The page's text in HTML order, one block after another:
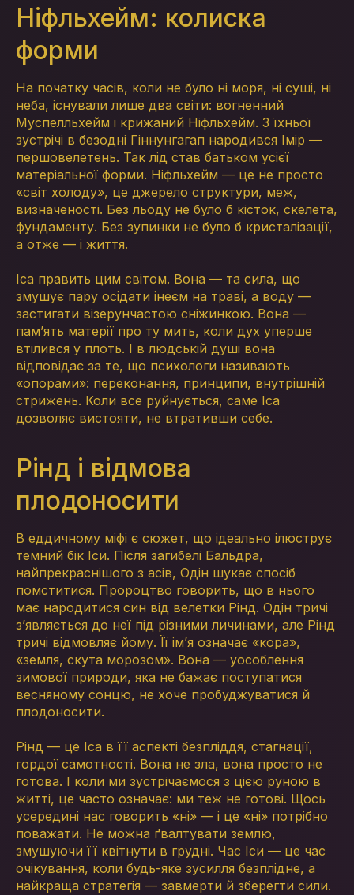
Ніфльхейм: колиска
форми
На початку часів, коли не було ні моря, ні суші, ні
неба, існували лише два світи: вогненний
Муспелльхейм і крижаний Ніфльхейм. З їхньої
зустрічі в безодні Гіннунгагап народився Імір —
першовелетень. Так лід став батьком усієї
матеріальної форми. Ніфльхейм — це не просто
«світ холоду», це джерело структури, меж,
визначеності. Без льоду не було б кісток, скелета,
фундаменту. Без зупинки не було б кристалізації,
а отже — і життя.
Іса править цим світом. Вона — та сила, що
змушує пару осідати інеєм на траві, а воду —
застигати візерунчастою сніжинкою. Вона —
пам’ять матерії про ту мить, коли дух уперше
втілився у плоть. І в людській душі вона
відповідає за те, що психологи називають
«опорами»: переконання, принципи, внутрішній
стрижень. Коли все руйнується, саме Іса
дозволяє вистояти, не втративши себе.
Рінд і відмова
плодоносити
В еддичному міфі є сюжет, що ідеально ілюструє
темний бік Іси. Після загибелі Бальдра,
найпрекраснішого з асів, Одін шукає спосіб
помститися. Пророцтво говорить, що в нього
має народитися син від велетки Рінд. Одін тричі
з’являється до неї під різними личинами, але Рінд
тричі відмовляє йому. Її ім’я означає «кора»,
«земля, скута морозом». Вона — уособлення
зимової природи, яка не бажає поступатися
весняному сонцю, не хоче пробуджуватися й
плодоносити.
Рінд — це Іса в її аспекті безпліддя, стагнації,
гордої самотності. Вона не зла, вона просто не
готова. І коли ми зустрічаємося з цією руною в
житті, це часто означає: ми теж не готові. Щось
усередині нас говорить «ні» — і це «ні» потрібно
поважати. Не можна ґвалтувати землю,
змушуючи її квітнути в грудні. Час Іси — це час
очікування, коли будь-яке зусилля безплідне, а
найкраща стратегія — завмерти й зберегти сили.